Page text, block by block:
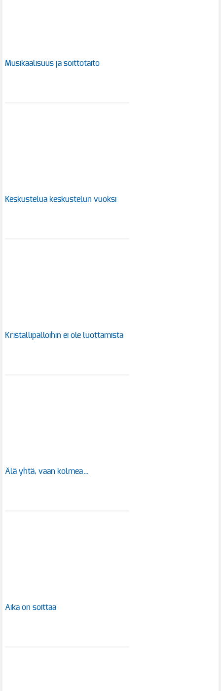
Musikaalisuus ja soittotaito
Keskustelua keskustelun vuoksi
Kristallipalloihin ei ole luottamista
Älä yhtä, vaan kolmea…
Aika on soittaa